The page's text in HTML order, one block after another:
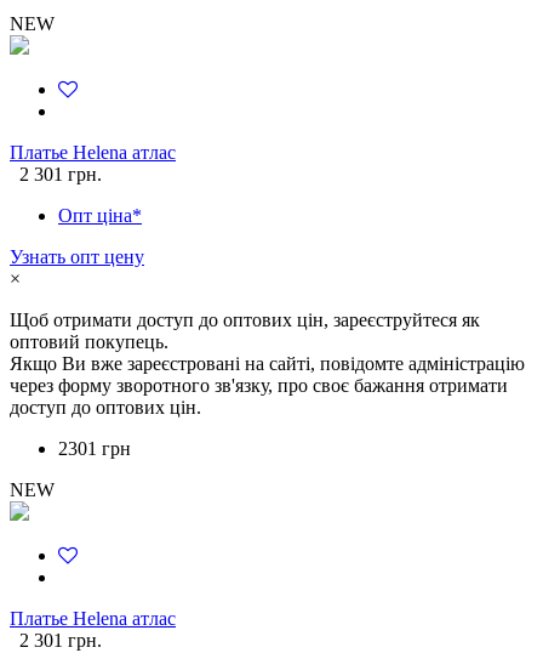
NEW
Платье Helena атлас
2 301 грн.
Опт ціна*
Узнать опт цену
×
Щоб отримати доступ до оптових цін, зареєструйтеся як
оптовий покупець.
Якщо Ви вже зареєстровані на сайті, повідомте адміністрацію
через форму зворотного зв'язку, про своє бажання отримати
доступ до оптових цін.
2301 грн
NEW
Платье Helena атлас
2 301 грн.